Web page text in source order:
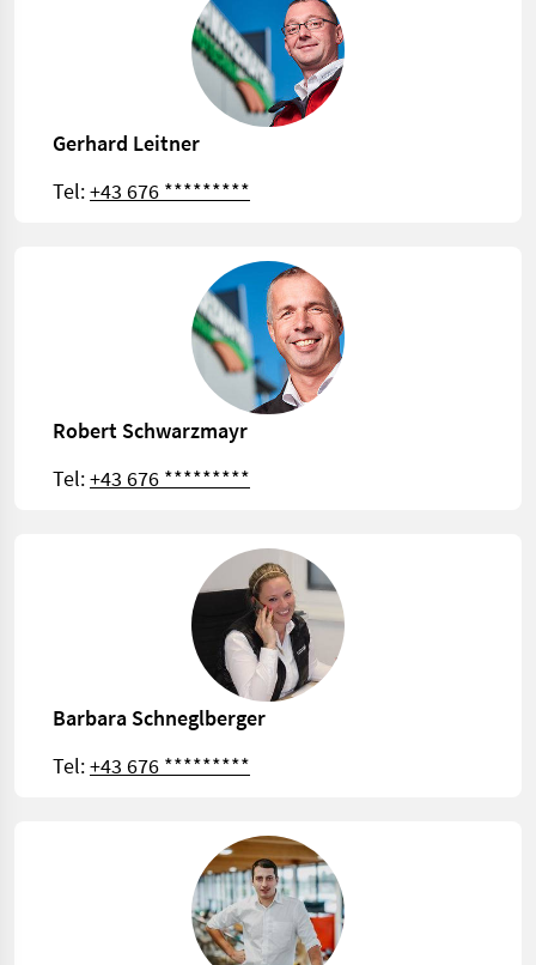
Gerhard Leitner
Tel:+43 676 *********
Robert Schwarzmayr
Tel:+43 676 *********
Barbara Schneglberger
Tel:+43 676 *********